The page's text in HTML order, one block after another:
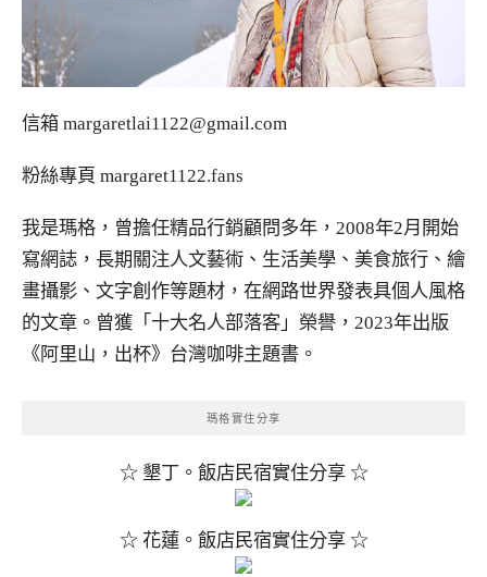
信箱 margaretlai1122@gmail.com
粉絲專頁 margaret1122.fans
我是瑪格，曾擔任精品行銷顧問多年，2008年2月開始
寫網誌，長期關注人文藝術、生活美學、美食旅行、繪
畫攝影、文字創作等題材，在網路世界發表具個人風格
的文章。曾獲「十大名人部落客」榮譽，2023年出版
《阿里山，出杯》台灣咖啡主題書。
瑪格實住分享
☆ 墾丁。飯店民宿實住分享 ☆
☆ 花蓮。飯店民宿實住分享 ☆